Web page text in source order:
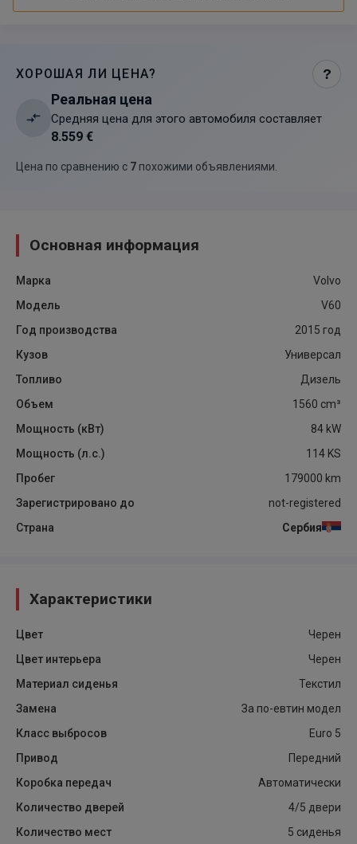
ХОРОШАЯ ЛИ ЦЕНА? ?
Реальная цена
Средняя цена для этого автомобиля составляет
8.559 €
Цена по сравнению с 7 похожими объявлениями
Основная информация
Марка
Volvo
Модель
V60
Год производства
2015 год
Кузов
Универсал
Топливо
Дизель
Объем
1560 cm³
Мощность (кВт)
84 kW
Мощность (л.с.)
114 KS
Пробег
179000 km
Зарегистрировано до
not-registered
Страна
Сербия
Характеристики
Цвет
Черен
Цвет интерьера
Черен
Материал сиденья
Текстил
Замена
За по-евтин модел
Класс выбросов
Euro 5
Привод
Передний
Коробка передач
Автоматически
Количество дверей
4/5 двери
Количество мест
5 сиденья